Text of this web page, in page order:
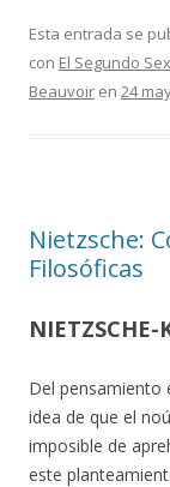
Esta entrada se
con El Segundo
Beauvoir en 24
Nietzsche:
Filosóficas
NIETZSCHE-
Del pensamiento
idea de que el
imposible de
este